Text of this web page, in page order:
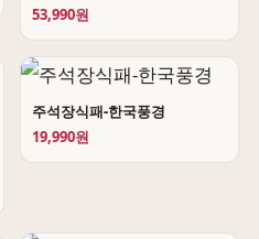
53,990원
주석장식패-한국풍경
19,990원